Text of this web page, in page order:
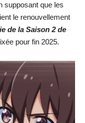
supposant que les
le renouvellement
de la Saison 2 de
pour fin 2025.